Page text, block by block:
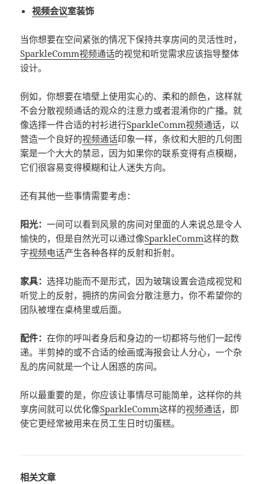
视频会议室装饰
当你想要在空间紧张的情况下保持共享房间的灵活性时，
SparkleComm视频通话的视觉和听觉需求应该指导整体
设计。
例如，你想要在墙壁上使用实心的、柔和的颜色，这样就
不会分散视频通话的观众的注意力或者混淆你的广播。就
像选择一件合适的衬衫进行SparkleComm视频通话，以
营造一个良好的视频通话印象一样，条纹和大胆的几何图
案是一个大大的禁忌，因为如果你的联系变得有点模糊，
它们很容易变得模糊和让人迷失方向。
还有其他一些事情需要考虑：
阳光：一间可以看到风景的房间对里面的人来说总是令人
愉快的，但是自然光可以通过像SparkleComm这样的数
字视频电话产生各种各样的反射和折射。
家具：选择功能而不是形式，因为玻璃设置会造成视觉和
听觉上的反射，拥挤的房间会分散注意力，你不希望你的
团队被埋在桌椅里或后面。
配件：在你的呼叫者身后和身边的一切都将与他们一起传
递。半剪掉的或不合适的绘画或海报会让人分心，一个杂
乱的房间就是一个让人困惑的房间。
所以最重要的是，你应该让事情尽可能简单，这样你的共
享房间就可以优化像SparkleComm这样的视频通话，即
使它更经常被用来在员工生日时切蛋糕。
相关文章